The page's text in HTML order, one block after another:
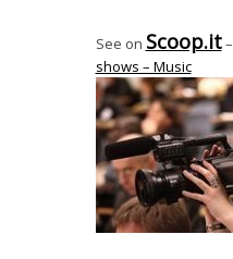
See on Scoop.it–
shows – Music